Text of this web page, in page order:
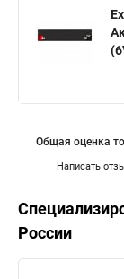
Написать
Общая оценка
России